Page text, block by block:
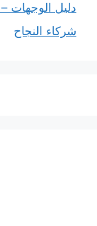
دليل الوجهات – Shipping Destinations
شركاء النجاح